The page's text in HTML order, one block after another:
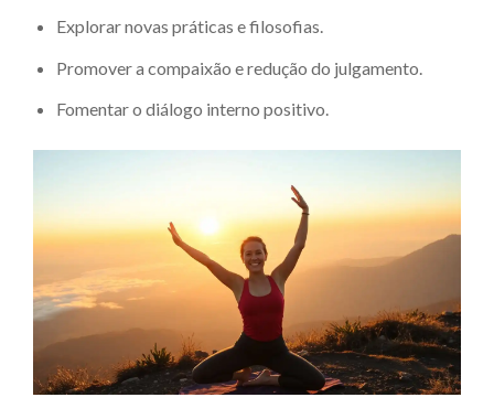
Explorar novas práticas e filosofias.
Promover a compaixão e redução do julgamento.
Fomentar o diálogo interno positivo.